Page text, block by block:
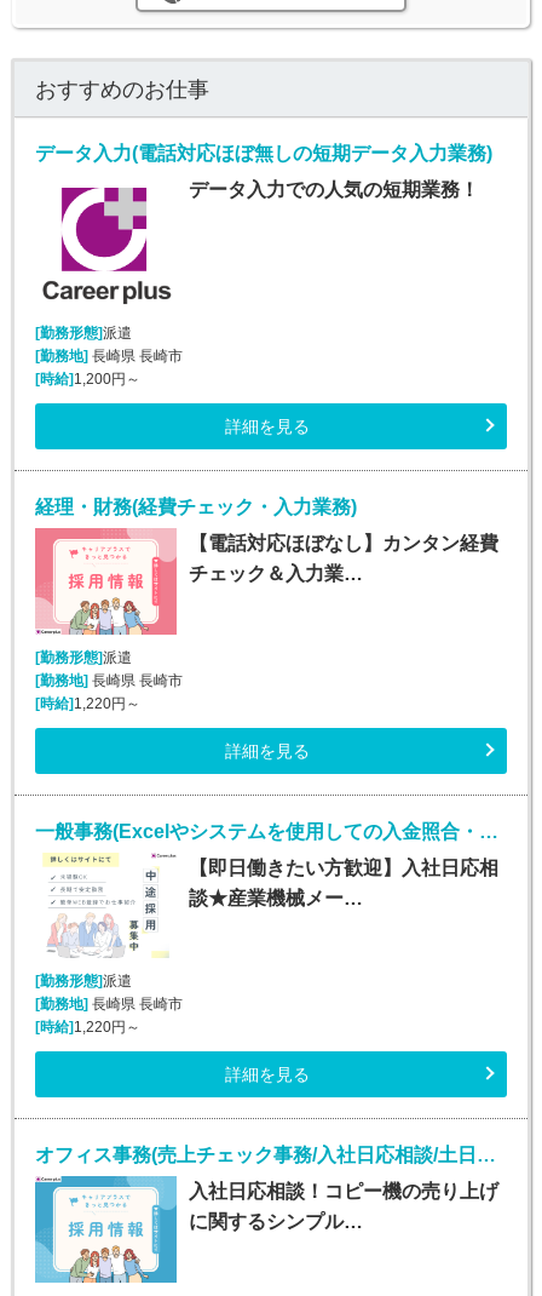
おすすめのお仕事
データ入力(電話対応ほぼ無しの短期データ入力業務)
データ入力での人気の短期業務！
[勤務形態]派遣
[勤務地] 長崎県 長崎市
[時給] 1,200円～
詳細を見る
経理・財務(経費チェック・入力業務)
【電話対応ほぼなし】カンタン経費
チェック＆入力業…
[勤務形態]派遣
[勤務地]長崎県 長崎市
[時給]1,220円～
詳細を見る
一般事務(Excelやシステムを使用しての入金照合・入力業務)
【即日働きたい方歓迎】入社日応相
談★産業機械メー…
[勤務形態]派遣
[勤務地] 長崎県 長崎市
[時給] 1,220円～
詳細を見る
オフィス事務(売上チェック事務/入社日応相談/土日祝休み)
入社日応相談！コピー機の売り上げ
に関するシンプル…